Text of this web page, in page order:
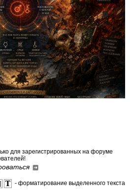
для зарегистрированных на форуме
- форматирование выделенного текста